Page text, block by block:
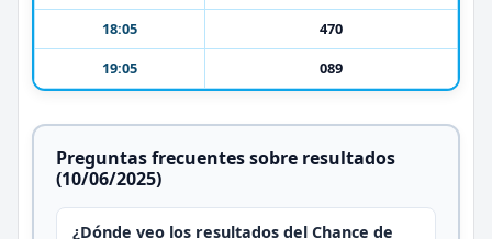
18:05
470
19:05
089
Preguntas frecuentes sobre resultados
(10/06/2025)
¿Dónde veo los resultados del Chance de